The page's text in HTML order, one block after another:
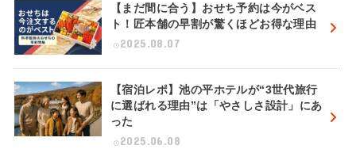
【まだ間に合う】おせち予約は今がベス
ト！匠本舗の早割が驚くほどお得な理由
2025.08.07
【宿泊レポ】池の平ホテルが“3世代旅行
に選ばれる理由”は「やさしさ設計」にあ
った
2025.06.08